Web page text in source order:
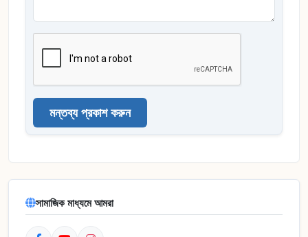
মন্তব্য প্রকাশ করুন
সামাজিক মাধ্যমে আমরা